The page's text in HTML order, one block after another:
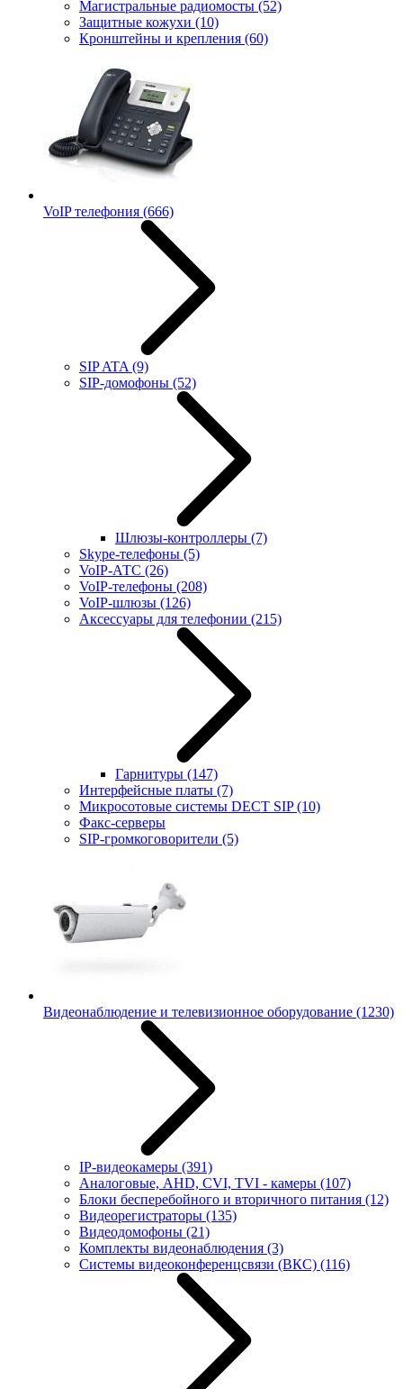
Магистральные радиомосты (52)
Защитные кожухи (10)
Кронштейны и крепления (60)
VoIP телефония (666)
SIP ATA (9)
SIP-домофоны (52)
Шлюзы-контроллеры (7)
Skype-телефоны (5)
VoIP-АТС (26)
VoIP-телефоны (208)
VoIP-шлюзы (126)
Аксессуары для телефонии (215)
Гарнитуры (147)
Интерфейсные платы (7)
Микросотовые системы DECT SIP(10)
Факс-серверы
SIP-громкоговорители (5)
Видеонаблюдение и телевизионное оборудование (1230)
IP-видеокамеры (391)
Аналоговые, AHD, CVI, TVI - камеры (107)
Блоки бесперебойного и вторичного питания (12)
Видеорегистраторы (135)
Видеодомофоны (21)
Комплекты видеонаблюдения (3)
Системы видеоконференцсвязи (ВКС) (116)